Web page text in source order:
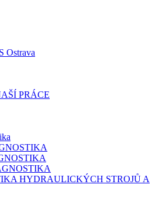
Ostrava
PRÁCE
HYDRAULICKÝCH STROJŮ A